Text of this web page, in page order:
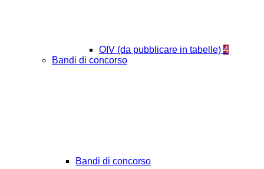
OIV (da pubblicare in tabelle) 4
Bandi di concorso
Bandi di concorso